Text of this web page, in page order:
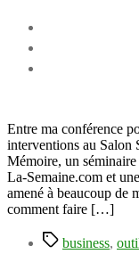
Entre ma conférence
interventions au Salon
Mémoire, un
La-Semaine.com et
amené à beaucoup de
comment faire […]
Étiquettes
business,